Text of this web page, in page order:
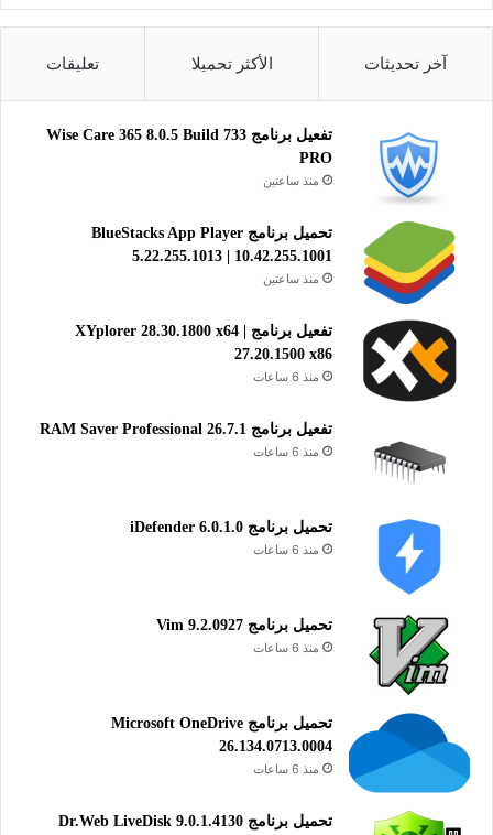
Emergency للويندوز
تنزيل برنامج التدي للفيروسات والبرامج الضارة وبرمجيات التجسس
Spy Emergency
تحميل
التجسس وأحصنة طروادة والأدواري والديدان والبريد المزعج، ولن
تعاني تباطؤ أداء الكمبيوتر، لأن البرنامج يعمل على تنظيفه تنظيفه
حماية
آخر تحديثات الأكثر تحميلا تعليقات
تفعيل برنامج Wise Care 365 8.0.5 Build 733
PRO
منذ ساعتين
تحميل برنامج BlueStacks App Player
5.22.255.1013 | 10.42.255.1001
منذ ساعتين
تفعيل برنامج XYplorer 28.30.1800 x64 |
27.20.1500 x86
منذ 6 ساعات
تفعيل برنامج RAM Saver Professional 26.7.1
منذ 6 ساعات
تحميل برنامج iDefender 6.0.1.0
منذ 6 ساعات
تحميل برنامج Vim 9.2.0927
منذ 6 ساعات
تحميل برنامج Microsoft OneDrive
26.134.0713.0004
منذ 6 ساعات
تحميل برنامج Dr.Web LiveDisk 9.0.1.4130